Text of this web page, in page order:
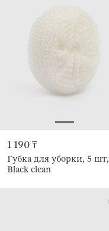
1 190 ₸
Губка для уборки, 5 шт,
Black clean